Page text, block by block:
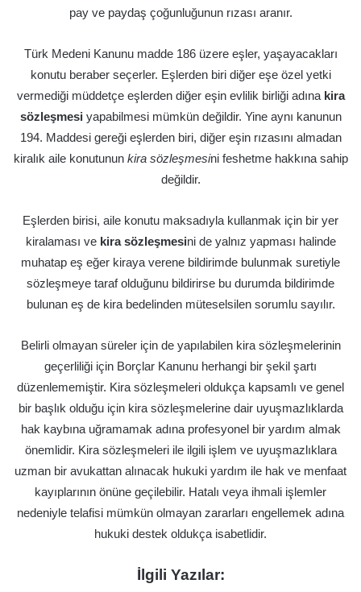
pay ve paydaş çoğunluğunun rızası aranır.
Türk Medeni Kanunu madde 186 üzere eşler, yaşayacakları
konutu beraber seçerler. Eşlerden biri diğer eşe özel yetki
vermediği müddetçe eşlerden diğer eşin evlilik birliği adına kira
sözleşmesi yapabilmesi mümkün değildir. Yine aynı kanunun
194. Maddesi gereği eşlerden biri, diğer eşin rızasını almadan
kiralık aile konutunun kira sözleşmesini feshetme hakkına sahip
değildir.
Eşlerden birisi, aile konutu maksadıyla kullanmak için bir yer
kiralaması ve kira sözleşmesini de yalnız yapması halinde
muhatap eş eğer kiraya verene bildirimde bulunmak suretiyle
sözleşmeye taraf olduğunu bildirirse bu durumda bildirimde
bulunan eş de kira bedelinden müteselsilen sorumlu sayılır.
Belirli olmayan süreler için de yapılabilen kira sözleşmelerinin
geçerliliği için Borçlar Kanunu herhangi bir şekil şartı
düzenlememiştir. Kira sözleşmeleri oldukça kapsamlı ve genel
bir başlık olduğu için kira sözleşmelerine dair uyuşmazlıklarda
hak kaybına uğramamak adına profesyonel bir yardım almak
önemlidir. Kira sözleşmeleri ile ilgili işlem ve uyuşmazlıklara
uzman bir avukattan alınacak hukuki yardım ile hak ve menfaat
kayıplarının önüne geçilebilir. Hatalı veya ihmali işlemler
nedeniyle telafisi mümkün olmayan zararları engellemek adına
hukuki destek oldukça isabetlidir.
İlgili Yazılar: